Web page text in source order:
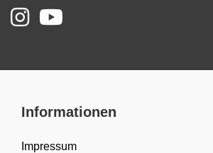
Informationen
Impressum